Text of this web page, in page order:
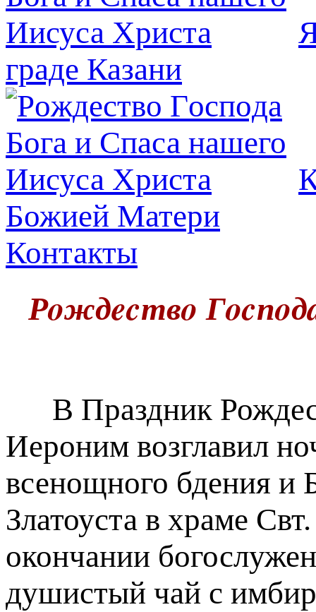
граде Казани
Божией Матери
Контакты
Рoждecтвo
В Праздник
Иероним возглавил
всенощного бдения
Златоуста в храме
окончании
душистый чай с